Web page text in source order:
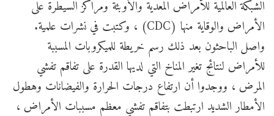
الشبكة العالمية للأمراض المعدية والأوبئة ومراكز السيطرة على
الأمراض والوقاية منها (CDC) ، وكتبت في نشرات علمية.
واصل الباحثون بعد ذلك رسم خريطة للميكروبات المسببة
للأمراض لنتائج تغير المناخ التي لديها القدرة على تفاقم تفشي
المرض ، ووجدوا أن ارتفاع درجات الحرارة والفيضانات وهطول
الأمطار الشديد ارتبطت بتفاقم تفشي معظم مسببات الأمراض ،